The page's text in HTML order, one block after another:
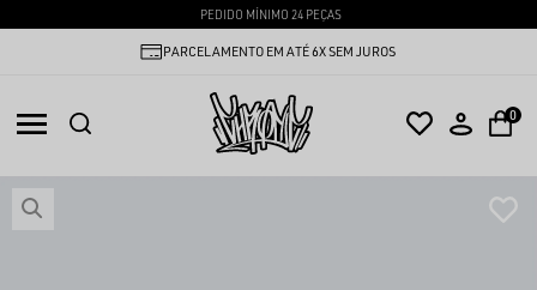
PEDIDO MÍNIMO 24 PEÇAS
PARCELAMENTO EM ATÉ 6X SEM JUROS
0